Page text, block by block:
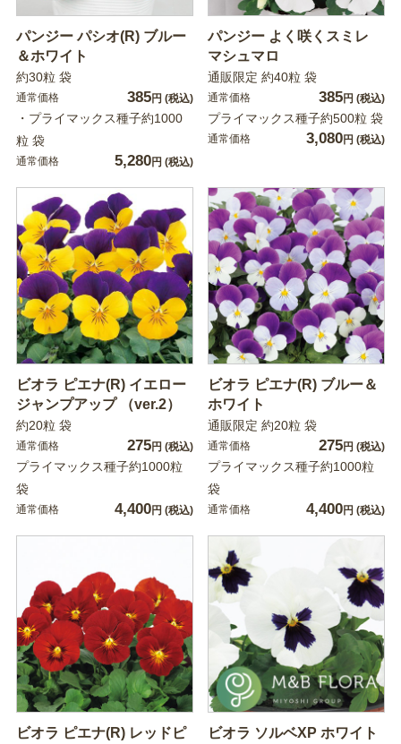
パンジー パシオ(R) ブルー
＆ホワイト
約30粒 袋
通常価格 385円 (税込)
・プライマックス種子約1000
粒 袋
通常価格 5,280円 (税込)
パンジー よく咲くスミレ
マシュマロ
通販限定 約40粒 袋
通常価格 385円 (税込)
プライマックス種子約500粒 袋
通常価格 3,080円 (税込)
ビオラ ピエナ(R) イエロー
ジャンプアップ （ver.2）
約20粒 袋
通常価格 275円 (税込)
プライマックス種子約1000粒
袋
通常価格 4,400円 (税込)
ビオラ ピエナ(R) ブルー＆
ホワイト
通販限定 約20粒 袋
通常価格 275円 (税込)
プライマックス種子約1000粒
袋
通常価格 4,400円 (税込)
ビオラ ピエナ(R) レッドピ
ビオラ ソルベXP ホワイト